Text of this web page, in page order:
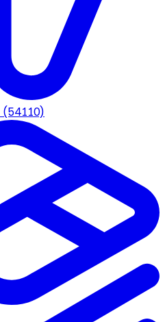
(54110)